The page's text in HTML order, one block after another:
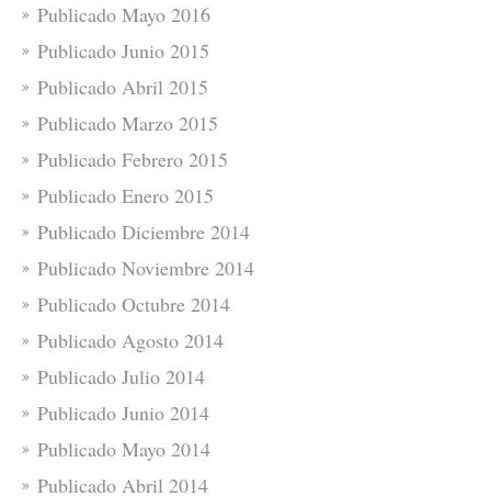
Publicado Mayo 2016
Publicado Junio 2015
Publicado Abril 2015
Publicado Marzo 2015
Publicado Febrero 2015
Publicado Enero 2015
Publicado Diciembre 2014
Publicado Noviembre 2014
Publicado Octubre 2014
Publicado Agosto 2014
Publicado Julio 2014
Publicado Junio 2014
Publicado Mayo 2014
Publicado Abril 2014